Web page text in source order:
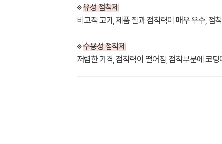
※유성 점착제
비교적 고가, 제품 질과 점착력이 매우 우수, 점
※수용성 점착제
저렴한 가격, 점착력이 떨어짐, 점착부분에 코